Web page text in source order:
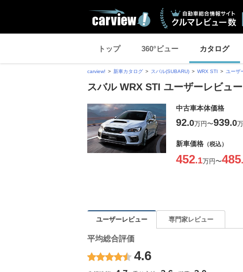
トップ 360°ビュー カタログ
carview! 新車カタログ スバル(SUBARU) WRX STI ユーザ
スバル WRX STI ユーザーレビュ
中古車本体価格
92.0万円〜939.0
新車価格 （税込）
452.1万円〜485
ユーザーレビュー 専門家レビュー
平均総合評価
4.6